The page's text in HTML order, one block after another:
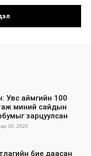
Увс аймгийн 100
миний сайдын
зарцуулсан
30, 2025
бие даасан